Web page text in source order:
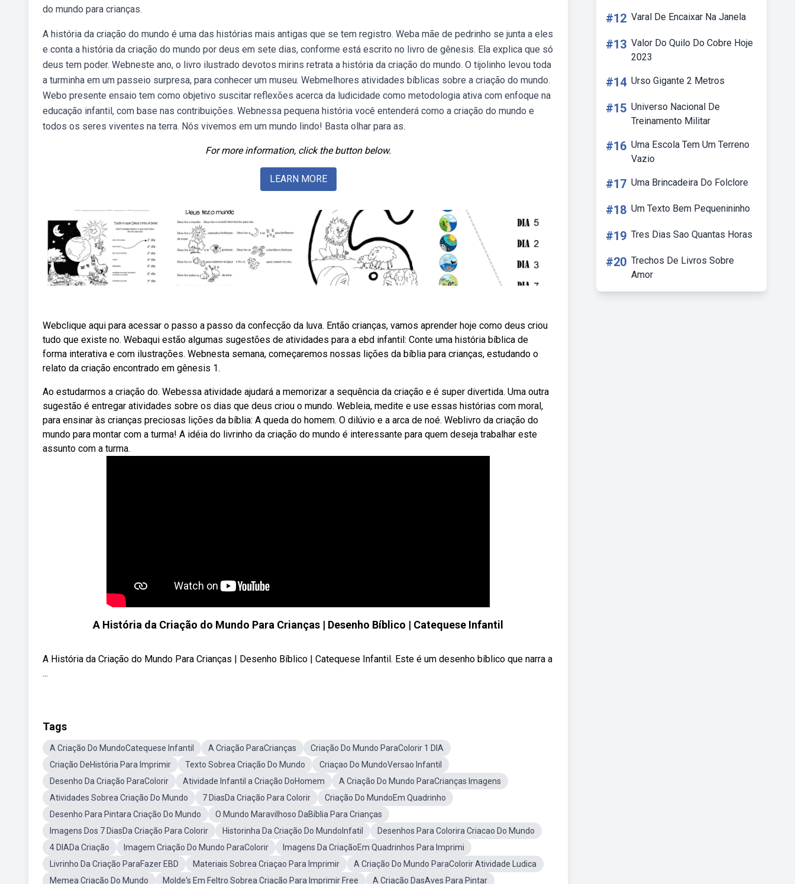
do mundo para crianças.
A história da criação do mundo é uma das histórias mais antigas que se tem registro. Weba mãe de pedrinho se junta a eles
e conta a história da criação do mundo por deus em sete dias, conforme está escrito no livro de gênesis. Ela explica que só
deus tem poder. Webneste ano, o livro ilustrado devotos mirins retrata a história da criação do mundo. O tijolinho levou toda
a turminha em um passeio surpresa, para conhecer um museu. Webmelhores atividades bíblicas sobre a criação do mundo.
Webo presente ensaio tem como objetivo suscitar reflexões acerca da ludicidade como metodologia ativa com enfoque na
educação infantil, com base nas contribuições. Webnessa pequena história você entenderá como a criação do mundo e
todos os seres viventes na terra. Nós vivemos em um mundo lindo! Basta olhar para as.
For more information, click the button below.
LEARN MORE
Webclique aqui para acessar o passo a passo da confecção da luva. Então crianças, vamos aprender hoje como deus criou
tudo que existe no. Webaqui estão algumas sugestões de atividades para a ebd infantil: Conte uma história bíblica de
forma interativa e com ilustrações. Webnesta semana, começaremos nossas lições da bíblia para crianças, estudando o
relato da criação encontrado em gênesis 1.
Ao estudarmos a criação do. Webessa atividade ajudará a memorizar a sequência da criação e é super divertida. Uma outra
sugestão é entregar atividades sobre os dias que deus criou o mundo. Webleia, medite e use essas histórias com moral,
para ensinar às crianças preciosas lições da bíblia: A queda do homem. O dilúvio e a arca de noé. Weblivro da criação do
mundo para montar com a turma! A idéia do livrinho da criação do mundo é interessante para quem deseja trabalhar este
assunto com a turma.
A História da Criação do Mundo Para Crianças | Desenho Bíblico | Catequese Infantil
A História da Criação do Mundo Para Crianças | Desenho Bíblico | Catequese Infantil. Este é um desenho bíblico que narra a
...
Tags
A Criação Do MundoCatequese Infantil A Criação ParaCrianças
Criação Do Mundo ParaColorir 1 DIA
Criação DeHistória Para Imprimir
Texto Sobrea Criação Do Mundo
Criaçao Do MundoVersao Infantil
Desenho Da Criação ParaColorir
Atividade Infantil a Criação DoHomem
A Criação Do Mundo ParaCrianças Imagens
Atividades Sobrea Criação Do Mundo
7 DiasDa Criação Para Colorir
Criação Do MundoEm Quadrinho
Desenho Para Pintara Criação Do Mundo
O Mundo Maravilhoso DaBíblia Para Crianças
Imagens Dos 7 DiasDa Criação Para Colorir
Historinha Da Criação Do MundoInfatil
Desenhos Para Colorira Criacao Do Mundo
4 DIADa Criação
Imagem Criação Do Mundo ParaColorir
Imagens Da CriaçãoEm Quadrinhos Para Imprimi
Livrinho Da Criação ParaFazer EBD
Materiais Sobrea Criaçao Para Imprimir
A Criação Do Mundo ParaColorir Atividade Ludica
Memea Criação Do Mundo
Molde's Em Feltro Sobrea Criação Para Imprimir Free
A Criação DasAves Para Pintar
#12 Varal De Encaixar Na Janela
#13 Valor Do Quilo Do Cobre Hoje
2023
#14 Urso Gigante 2 Metros
#15 Universo Nacional De
Treinamento Militar
#16 Uma Escola Tem Um Terreno
Vazio
#17 Uma Brincadeira Do Folclore
#18 Um Texto Bem Pequenininho
#19 Tres Dias Sao Quantas Horas
#20 Trechos De Livros Sobre
Amor